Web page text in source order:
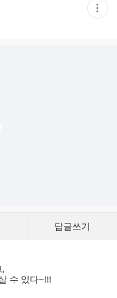
현
재
답글쓰기
수 있다~!!!